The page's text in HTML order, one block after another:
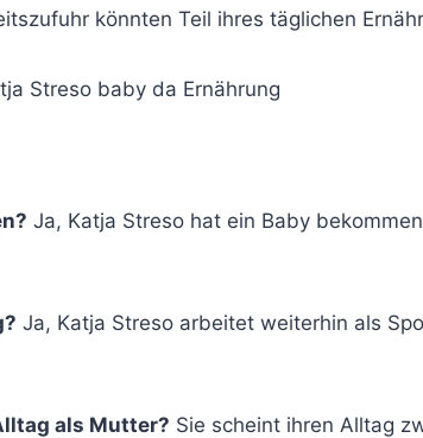
könnten Teil ihres täglichen
Ja, Katja Streso hat ein Baby
Ja, Katja Streso arbeitet weiterhin als
als Mutter? Sie scheint ihren Alltag